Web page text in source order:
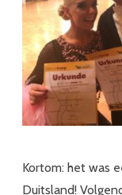
Kortom: het was
Duitsland!